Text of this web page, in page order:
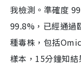
我檢測。準確度
99.8%，已經通過
種毒株，包括
樣本，15分鐘知結